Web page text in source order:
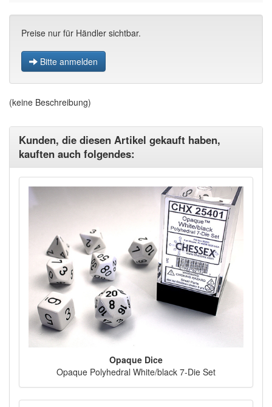
Preise nur für Händler sichtbar.
Bitte anmelden
(keine Beschreibung)
Kunden, die diesen Artikel gekauft haben,
kauften auch folgendes:
Opaque Dice
Opaque Polyhedral White/black 7-Die Set